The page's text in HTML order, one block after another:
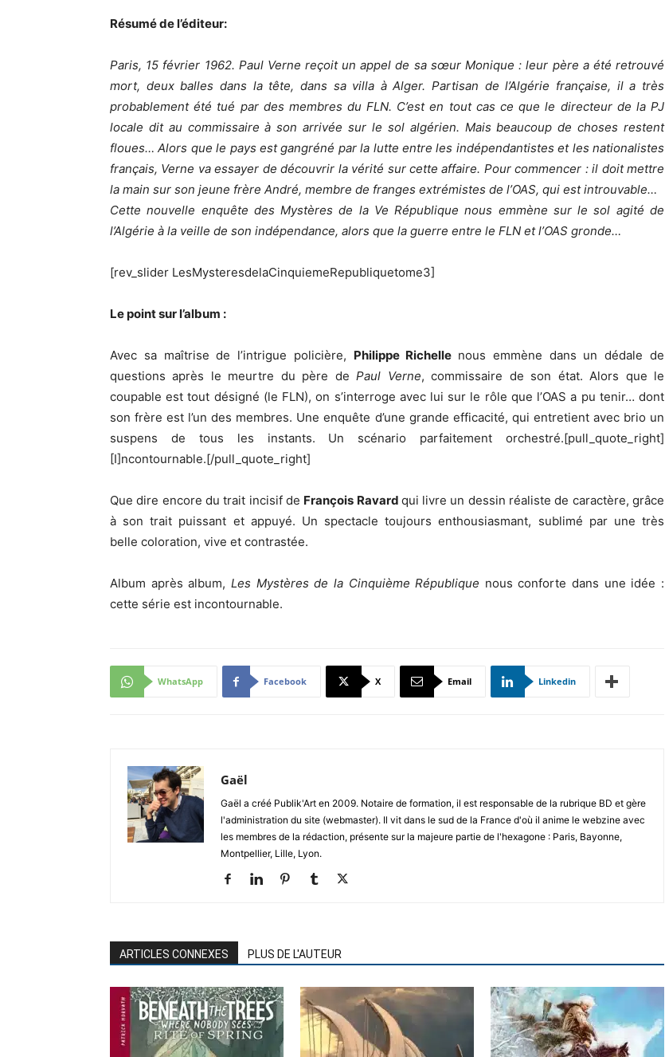
Résumé de l’éditeur:
Paris, 15 février 1962. Paul Verne reçoit un appel de sa sœur Monique : leur père a été retrouvé
mort, deux balles dans la tête, dans sa villa à Alger. Partisan de l’Algérie française, il a très
probablement été tué par des membres du FLN. C’est en tout cas ce que le directeur de la PJ
locale dit au commissaire à son arrivée sur le sol algérien. Mais beaucoup de choses restent
floues… Alors que le pays est gangréné par la lutte entre les indépendantistes et les nationalistes
français, Verne va essayer de découvrir la vérité sur cette affaire. Pour commencer : il doit mettre
la main sur son jeune frère André, membre de franges extrémistes de l’OAS, qui est introuvable…
Cette nouvelle enquête des Mystères de la Ve République nous emmène sur le sol agité de
l’Algérie à la veille de son indépendance, alors que la guerre entre le FLN et l’OAS gronde…
[rev_slider LesMysteresdelaCinquiemeRepubliquetome3]
Le point sur l’album :
Avec sa maîtrise de l’intrigue policière, Philippe Richelle nous emmène dans un dédale de
questions après le meurtre du père dePaul Verne, commissaire de son état. Alors que le
coupable est tout désigné (le FLN), on s’interroge avec lui sur le rôle que l’OAS a pu tenir… dont
son frère est l’un des membres. Une enquête d’une grande efficacité, qui entretient avec brio un
suspens de tous les instants. Un scénario parfaitement orchestré.[pull_quote_right]
[I]ncontournable.[/pull_quote_right]
Que dire encore du trait incisif de François Ravard qui livre un dessin réaliste de caractère, grâce
à son trait puissant et appuyé. Un spectacle toujours enthousiasmant, sublimé par une très
belle coloration, vive et contrastée.
Album après album, Les Mystères de la Cinquième République nous conforte dans une idée :
cette série est incontournable.
WhatsApp Facebook X Email Linkedin
Gaël
Gaël a créé Publik'Art en 2009. Notaire de formation, il est responsable de la rubrique BD et gère
l'administration du site (webmaster). Il vit dans le sud de la France d'où il anime le webzine avec
les membres de la rédaction, présente sur la majeure partie de l'hexagone : Paris, Bayonne,
Montpellier, Lille, Lyon.
ARTICLES CONNEXES PLUS DE L'AUTEUR